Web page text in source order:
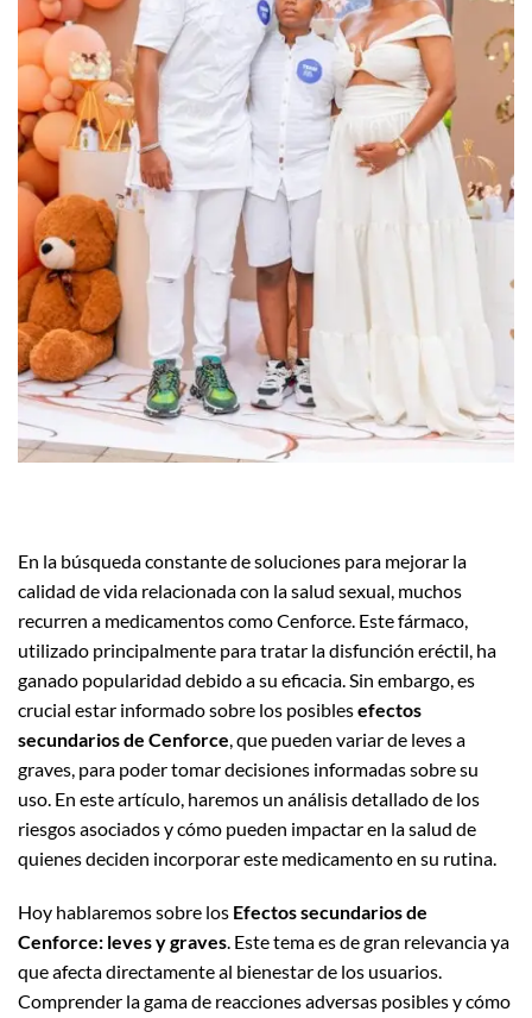
En la búsqueda constante de soluciones para mejorar la
calidad de vida relacionada con la salud sexual, muchos
recurren a medicamentos como Cenforce. Este fármaco,
utilizado principalmente para tratar la disfunción eréctil, ha
ganado popularidad debido a su eficacia. Sin embargo, es
crucial estar informado sobre los posiblesefectos
secundarios de Cenforce , que pueden variar de leves a
graves, para poder tomar decisiones informadas sobre su
uso. En este artículo, haremos un análisis detallado de los
riesgos asociados y cómo pueden impactar en la salud de
quienes deciden incorporar este medicamento en su rutina.
Hoy hablaremos sobre los Efectos secundarios de
Cenforce: leves y graves. Este tema es de gran relevancia ya
que afecta directamente al bienestar de los usuarios.
Comprender la gama de reacciones adversas posibles y cómo